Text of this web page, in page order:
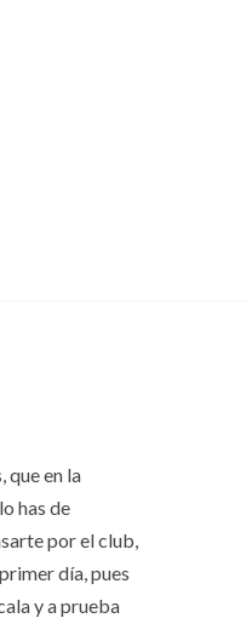
que en la
has de
por el club,
día, pues
y a prueba